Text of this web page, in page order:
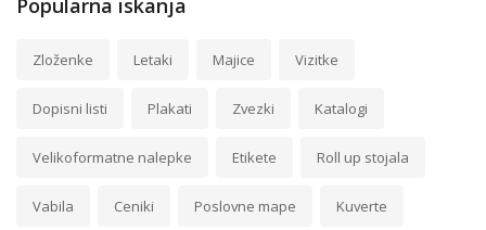
Popularna iskanja
Zloženke Letaki Majice Vizitke
Dopisni listi Plakati Zvezki Katalogi
Velikoformatne nalepke Etikete Roll up stojala
Vabila Ceniki Poslovne mape Kuverte